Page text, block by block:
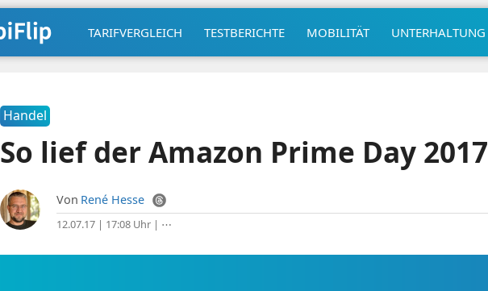
TARIFVERGLEICH TESTBERICHTE MOBILITÄT UNTERHALTUNG
Handel
So lief der Amazon Prime Day 2017
Von René Hesse
12.07.17 | 17:08 Uhr| ⋯